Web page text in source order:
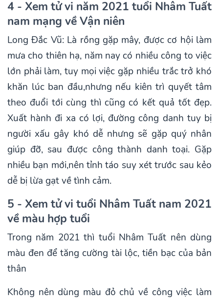
4 - Xem tử vi năm 2021 tuổi Nhâm Tuất
nam mạng về Vận niên
Long Đắc Vũ: Là rồng gặp mây, được cơ hội làm
mưa cho thiên hạ, năm nay có nhiều công to việc
lớn phải làm, tuy mọi việc gặp nhiều trắc trở khó
khăn lúc ban đầu,nhưng nếu kiên trì quyết tâm
theo đuổi tới cùng thì cũng có kết quả tốt đẹp.
Xuất hành đi xa có lợi, đường công danh tuy bị
người xấu gây khó dễ nhưng sẽ gặp quý nhân
giúp đỡ, sau được công thành danh toại. Gặp
nhiều bạn mới,nên tỉnh táo suy xét trước sau kẻo
dễ bị lừa gạt về tình cảm.
5 - Xem tử vi tuổi Nhâm Tuất nam 2021
về màu hợp tuổi
Trong năm 2021 thì tuổi Nhâm Tuất nên dùng
màu đen để tăng cường tài lộc, tiền bạc của bản
thân
Không nên dùng màu đỏ chủ về công việc làm